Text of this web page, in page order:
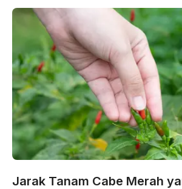
Jarak Tanam Cabe Merah